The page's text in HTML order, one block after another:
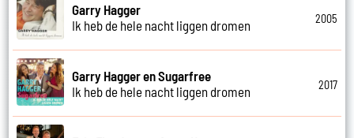
Garry Hagger
Ik heb de hele nacht liggen dromen
2005
Garry Hagger en Sugarfree
Ik heb de hele nacht liggen dromen
2017